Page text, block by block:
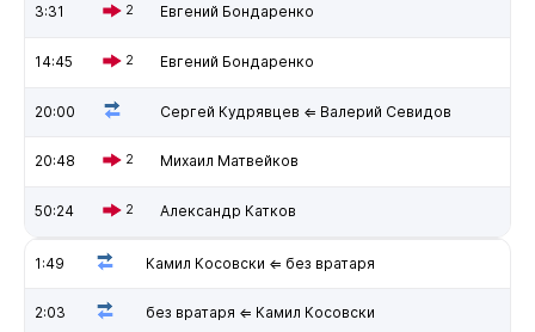
3:31 2 Евгений Бондаренко
14:45 2 Евгений Бондаренко
20:00 Сергей Кудрявцев ⇐ Валерий Севидов
20:48 2 Михаил Матвейков
50:24 2 Александр Катков
1:49 Камил Косовски ⇐ без вратаря
2:03 без вратаря ⇐ Камил Косовски